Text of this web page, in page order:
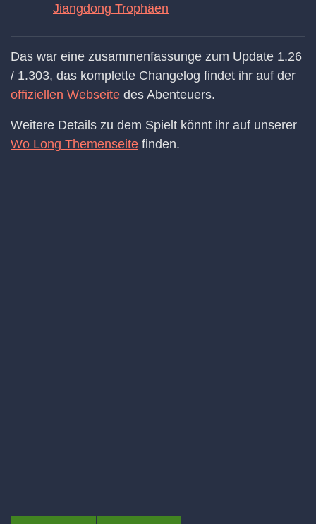
Jiangdong Trophäen
Das war eine zusammenfassunge zum Update 1.26
/ 1.303, das komplette Changelog findet ihr auf der
offiziellen Webseite des Abenteuers.
Weitere Details zu dem Spielt könnt ihr auf unserer
Wo Long Themenseite finden.